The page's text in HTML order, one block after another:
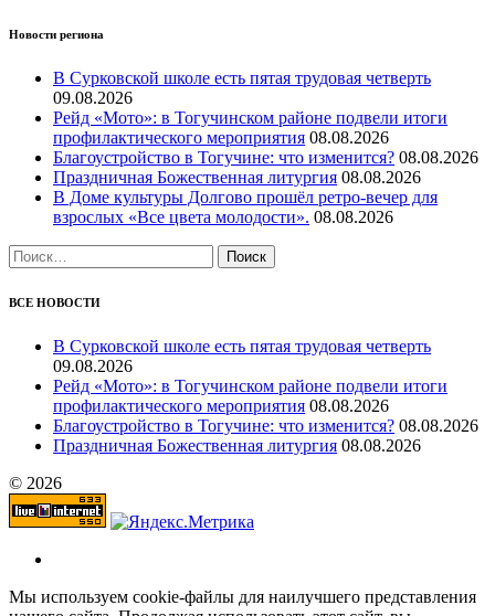
Новости региона
В Сурковской школе есть пятая трудовая четверть
09.08.2026
Рейд «Мото»: в Тогучинском районе подвели итоги
профилактического мероприятия 08.08.2026
Благоустройство в Тогучине: что изменится? 08.08.2026
Праздничная Божественная литургия 08.08.2026
В Доме культуры Долгово прошёл ретро-вечер для
взрослых «Все цвета молодости». 08.08.2026
Найти:
ВСЕ НОВОСТИ
В Сурковской школе есть пятая трудовая четверть
09.08.2026
Рейд «Мото»: в Тогучинском районе подвели итоги
профилактического мероприятия 08.08.2026
Благоустройство в Тогучине: что изменится? 08.08.2026
Праздничная Божественная литургия 08.08.2026
© 2026
Мы используем cookie-файлы для наилучшего представления